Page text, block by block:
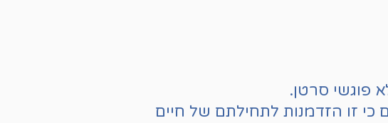
פוגשי סרטן.
זו הזדמנות לתחילתם של חיים